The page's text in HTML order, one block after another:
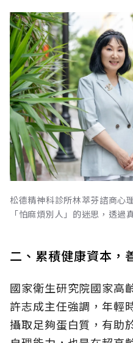
松德精神科診所林萃芬諮商心
「怕麻煩別人」的迷思，透過
二、累積健康資本，
國家衛生研究院國家高
許志成主任強調，年輕
攝取足夠蛋白質，有助